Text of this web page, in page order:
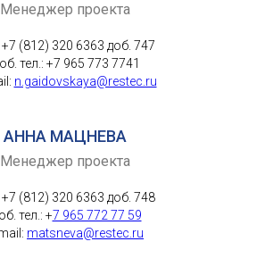
Менеджер проекта
+7 (812) 320 6363 доб. 747
тел.: +7 965 773 7741
n.gaidovskaya@restec.ru
АННА МАЦНЕВА
Менеджер проекта
+7 (812) 320 6363 доб. 748
тел.: +7 965 772 77 59
matsneva@restec.ru